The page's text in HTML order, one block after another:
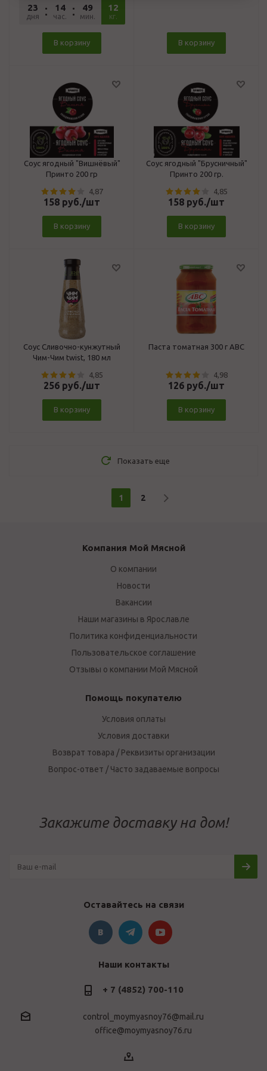
23
дня
14
час.
49
мин.
23
сек.
12
кг.
В корзину В корзину
Соус ягодный "Вишнёвый"
Принто 200 гр
4,87
158 руб./шт
В корзину
Соус ягодный "Брусничный"
Принто 200 гр.
4,85
158 руб./шт
В корзину
Соус Сливочно-кунжутный
Чим-Чим twist, 180 мл
4,85
256 руб./шт
В корзину
Паста томатная 300 г АВС
4,98
126 руб./шт
В корзину
Показать еще
1 2
Компания Мой Мясной
О компании
Новости
Вакансии
Наши магазины в Ярославле
Политика конфиденциальности
Пользовательское соглашение
Отзывы о компании Мой Мясной
Помощь покупателю
Условия оплаты
Условия доставки
Возврат товара / Реквизиты организации
Вопрос-ответ / Часто задаваемые вопросы
Закажите доставку на дом!
Оставайтесь на связи
Наши контакты
+ 7 (4852) 700-110
control_moymyasnoy76@mail.ru
office@moymyasnoy76.ru